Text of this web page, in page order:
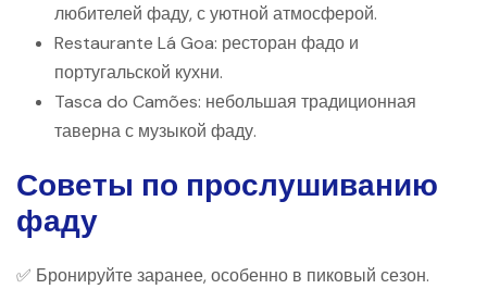
любителей фаду, с уютной атмосферой.
Restaurante Lá Goa: ресторан фадо и
португальской кухни.
Tasca do Camões: небольшая традиционная
таверна с музыкой фаду.
Советы по прослушиванию
фаду
✅ Бронируйте заранее, особенно в пиковый сезон.